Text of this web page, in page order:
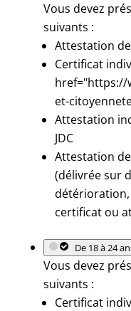
Vous devez
suivants :
Attestation
Certificat
href="https://
et-
Attestation
JDC
Attestation
(délivrée sur
certificat ou
De 18 à 24
Vous devez
suivants :
Certificat